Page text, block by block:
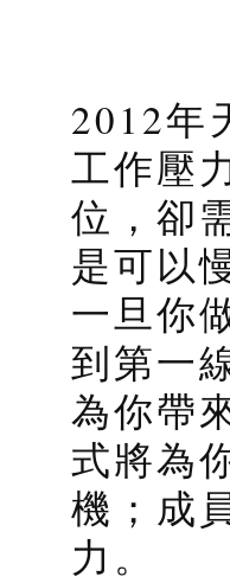
2012年
工作壓
位，卻
是可以
一旦你
到第一
為你帶
式將為
機；成
力。